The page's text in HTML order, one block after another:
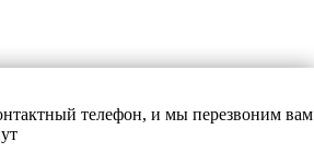
телефон, и мы перезвоним вам